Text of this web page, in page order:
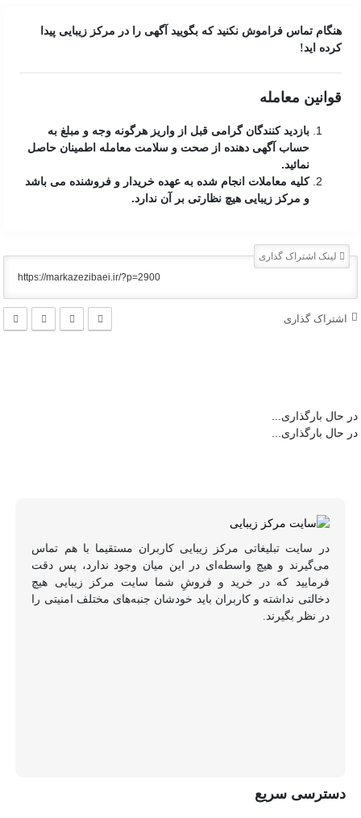
هنگام تماس فراموش نکنید که بگویید آگهی را در مرکز زیباییپیدا
کرده اید!
قوانین معامله
بازدید کنندگان گرامی قبل از واریز هرگونه وجه و مبلغ به
حساب آگهی دهنده از صحت و سلامت معامله اطمینان حاصل
نمائید.
کلیه معاملات انجام شده به عهده خریدار و فروشنده می باشد
و مرکز زیبایی هیچ نظارتی بر آن ندارد.
لینک اشتراک گذاری
اشتراک گذاری
در حال بارگذاری...
در حال بارگذاری...
در سایت تبلیغاتی مرکز زیبایی کاربران مستقیما با هم تماس
می‌گیرند و هیچ واسطه‌ای در این میان وجود ندارد، پس دقت
فرمایید که در خرید و فروشِ شما سایت مرکز زیبایی هیچ
دخالتی نداشته و کاربران باید خودشان جنبه‌های مختلف امنیتی را
در نظر بگیرند.
دسترسی سریع